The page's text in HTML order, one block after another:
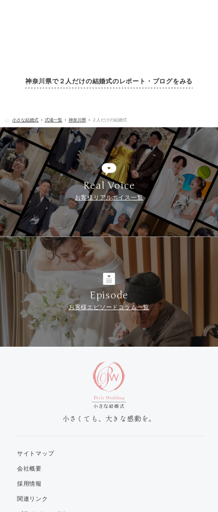
神奈川県で２人だけの結婚式のレポート・ブログをみる
小さな結婚式 式場一覧 神奈川県 ２人だけの結婚式
Real Voice
お客様リアルボイス一覧
Episode
お客様エピソードコラム一覧
小さくても、大きな感動を。
サイトマップ
会社概要
採用情報
関連リンク